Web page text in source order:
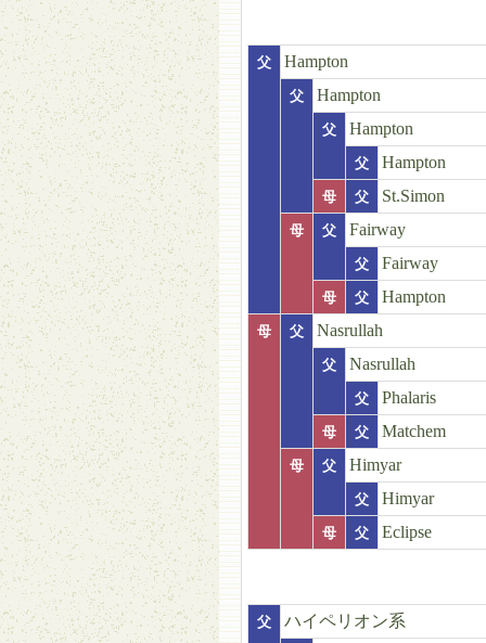
父 Hampton
父 Hampton
父 Hampton
父 Hampton
母 父 St.Simon
母 父 Fairway
父 Fairway
母 父 Hampton
母 父 Nasrullah
父 Nasrullah
父 Phalaris
母 父 Matchem
母 父 Himyar
父 Himyar
母 父 Eclipse
父 ハイペリオン系